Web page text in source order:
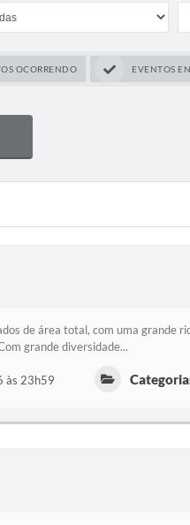
OCORRENDO EVENTOS
de área total, com uma grande
grande diversidade...
às 23h59